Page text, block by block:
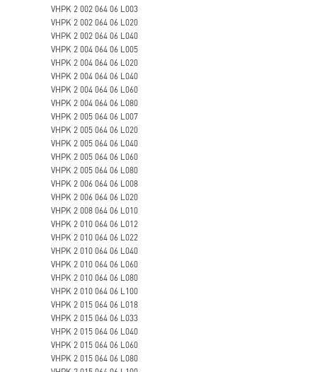
VHPK 2 002 064 06 L003
VHPK 2 002 064 06 L020
VHPK 2 002 064 06 L040
VHPK 2 004 064 06 L005
VHPK 2 004 064 06 L020
VHPK 2 004 064 06 L040
VHPK 2 004 064 06 L060
VHPK 2 004 064 06 L080
VHPK 2 005 064 06 L007
VHPK 2 005 064 06 L020
VHPK 2 005 064 06 L040
VHPK 2 005 064 06 L060
VHPK 2 005 064 06 L080
VHPK 2 006 064 06 L008
VHPK 2 006 064 06 L020
VHPK 2 008 064 06 L010
VHPK 2 010 064 06 L012
VHPK 2 010 064 06 L022
VHPK 2 010 064 06 L040
VHPK 2 010 064 06 L060
VHPK 2 010 064 06 L080
VHPK 2 010 064 06 L100
VHPK 2 015 064 06 L018
VHPK 2 015 064 06 L033
VHPK 2 015 064 06 L040
VHPK 2 015 064 06 L060
VHPK 2 015 064 06 L080